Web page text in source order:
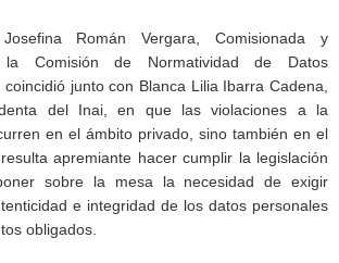
Román Vergara, Comisionada y
la Comisión de Normatividad de Datos
junto con Blanca Lilia Ibarra Cadena,
del Inai, en que las violaciones a la
en el ámbito privado, sino también en el
apremiante hacer cumplir la legislación
sobre la mesa la necesidad de exigir
e integridad de los datos personales
obligados.